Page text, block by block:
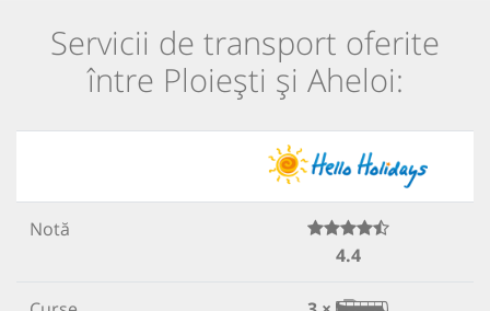
Servicii de transport oferite
între Ploiești și Aheloi:
Notă
4.4